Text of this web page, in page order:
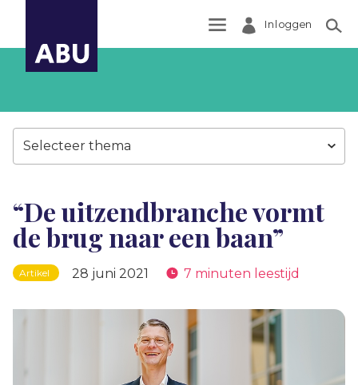
Inloggen
Selecteer thema
“De uitzendbranche vormt
de brug naar een baan”
Artikel 28 juni 2021 7 minuten leestijd